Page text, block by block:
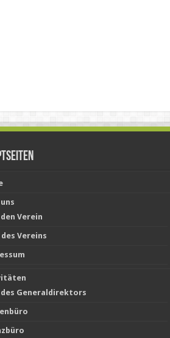
Verein
Vereins
des Generaldirektors